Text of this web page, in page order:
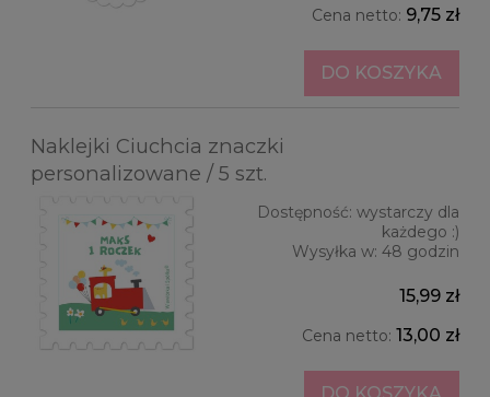
Cena netto: 9,75 zł
DO KOSZYKA
Naklejki Ciuchcia znaczki
personalizowane / 5 szt.
Dostępność: wystarczy dla
każdego :)
Wysyłka w: 48 godzin
15,99 zł
Cena netto: 13,00 zł